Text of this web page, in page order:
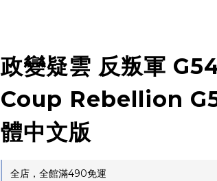
政變疑雲 反叛軍
Coup Rebellion
體中文版
全店，全館滿490免運